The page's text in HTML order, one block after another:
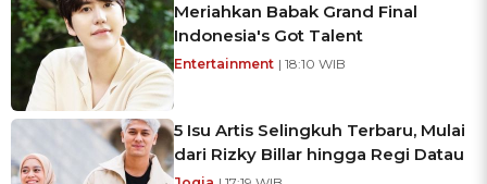
Meriahkan Babak Grand Final
Indonesia's Got Talent
Entertainment | 18:10 WIB
5 Isu Artis Selingkuh Terbaru, Mulai
dari Rizky Billar hingga Regi Datau